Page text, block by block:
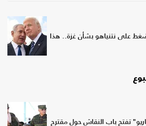
تضغط على نتنياهو بشأن غزة.. هذا
تفتح باب النقاش حول مقترح